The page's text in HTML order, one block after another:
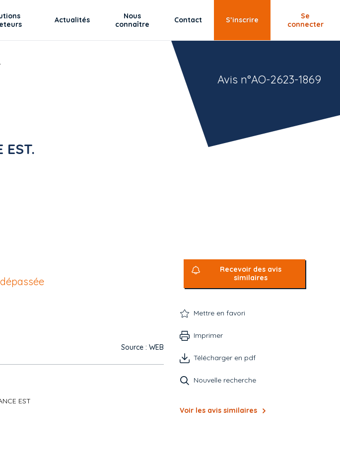
Actualités
Nous
connaître
Contact S’inscrire
Se
connecter
EST.
Avis n°AO-2623-1869
Source : WEB
EST
Recevoir des avis
similaires
Mettre en favori
Imprimer
Télécharger en pdf
Nouvelle recherche
Voir les avis similaires